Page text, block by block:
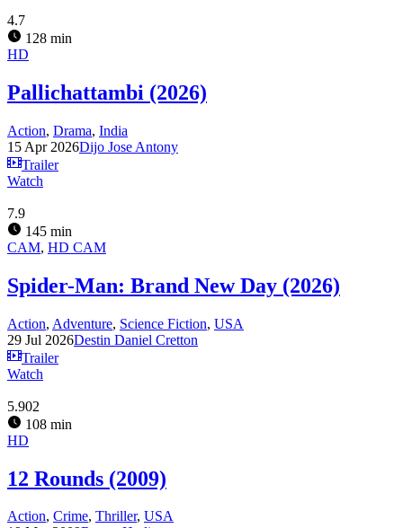
4.7
128 min
HD
Pallichattambi (2026)
Action, Drama, India
15 Apr 2026Dijo Jose Antony
Trailer
Watch
7.9
145 min
CAM, HD CAM
Spider-Man: Brand New Day (2026)
Action, Adventure, Science Fiction, USA
29 Jul 2026Destin Daniel Cretton
Trailer
Watch
5.902
108 min
HD
12 Rounds (2009)
Action, Crime, Thriller, USA